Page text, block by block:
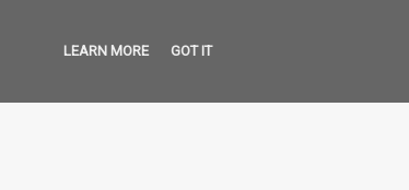
LEARN MORE GOT IT